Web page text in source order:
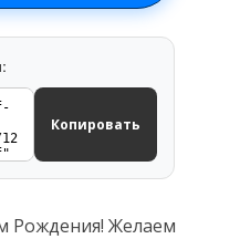
Копировать
Рождения! Желаем